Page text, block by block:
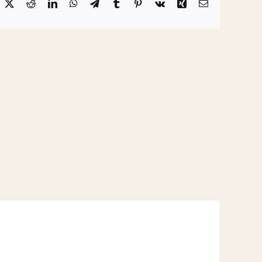
Reddit LinkedInWhatsAppTelegram
TumblrPinterest
Vk Xing